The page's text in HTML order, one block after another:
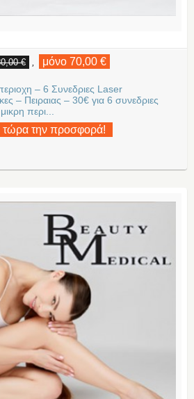
€ μόνο 70,00 €
– 6 Συνεδριες Laser
– Πειραιας – 30€ για 6 συνεδριες
περι...
τώρα την προσφορά!